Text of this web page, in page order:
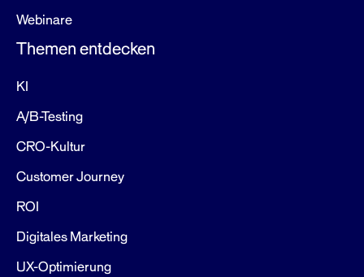
Webinare
Themen entdecken
KI
A/B-Testing
CRO-Kultur
Customer Journey
ROI
Digitales Marketing
UX-Optimierung